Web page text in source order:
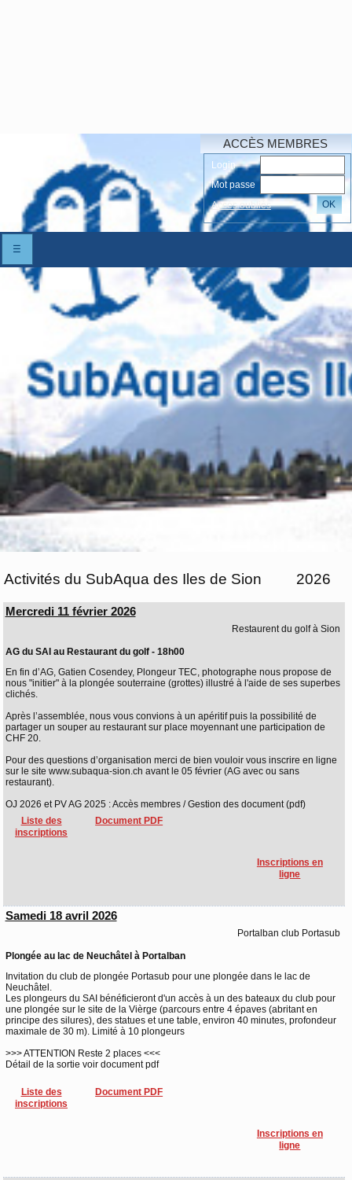
ACCÈS MEMBRES
Login
Mot passe
Accés oubliés
OK
☰
Activités du SubAqua des Iles de Sion 2026
Mercredi 11 février 2026
Restaurent du golf à Sion
AG du SAI au Restaurant du golf - 18h00
En fin d’AG, Gatien Cosendey, Plongeur TEC, photographe nous propose de
nous "initier" à la plongée souterraine (grottes) illustré à l'aide de ses superbes
clichés.
Après l’assemblée, nous vous convions à un apéritif puis la possibilité de
partager un souper au restaurant sur place moyennant une participation de
CHF 20.
Pour des questions d’organisation merci de bien vouloir vous inscrire en ligne
sur le site www.subaqua-sion.ch avant le 05 février (AG avec ou sans
restaurant).
OJ 2026 et PV AG 2025 : Accès membres / Gestion des document (pdf)
Liste des
inscriptions
Document PDF
Inscriptions en
ligne
Samedi 18 avril 2026
Portalban club Portasub
Plongée au lac de Neuchâtel à Portalban
Invitation du club de plongée Portasub pour une plongée dans le lac de
Neuchâtel.
Les plongeurs du SAI bénéficieront d'un accès à un des bateaux du club pour
une plongée sur le site de la Vièrge (parcours entre 4 épaves (abritant en
principe des silures), des statues et une table, environ 40 minutes, profondeur
maximale de 30 m). Limité à 10 plongeurs
>>> ATTENTION Reste 2 places <<<
Détail de la sortie voir document pdf
Liste des
inscriptions
Document PDF
Inscriptions en
ligne